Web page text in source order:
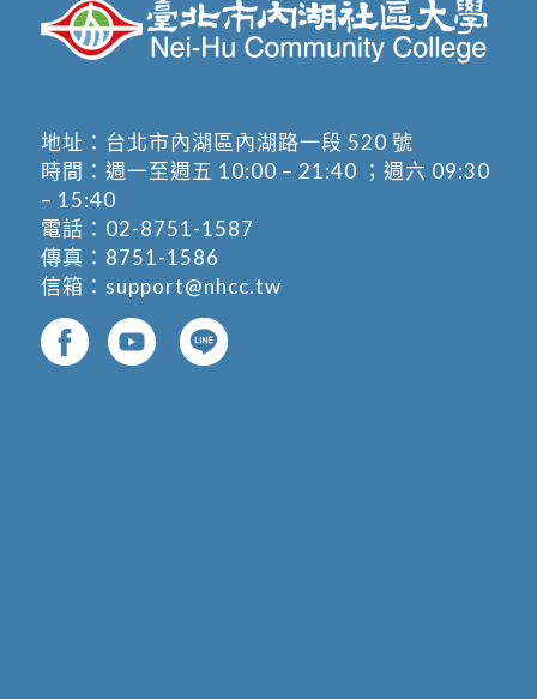
地址： 台北市內湖區內湖路一段 520 號
時間：週一至週五 10:00 – 21:40 ；週六 09:30
– 15:40
電話： 02-8751-1587
傳真：8751-1586
信箱： support@nhcc.tw